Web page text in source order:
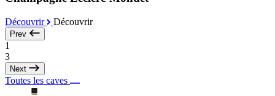
Découvrir Découvrir
Prev
1
3
Next
Toutes les caves